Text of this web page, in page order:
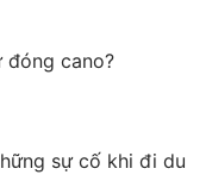
đóng cano?
sự cố khi đi du